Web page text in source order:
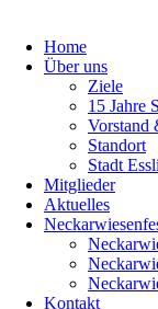
überspringen
Home
Über uns
Ziele
15 Jahre
Vorstand
Standort
Stadt
Mitglieder
Aktuelles
Kontakt